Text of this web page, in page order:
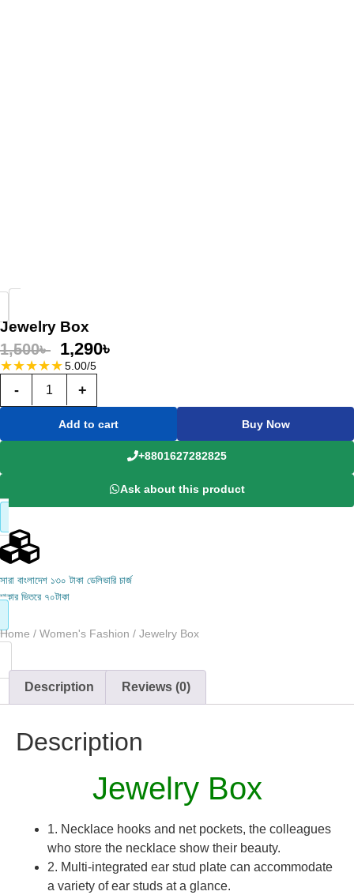
Jewelry Box
1,500৳ 1,290৳
★★★★★5.00/5
- +
Add to cart Buy Now
+8801627282825
Ask about this product
সারা বাংলাদেশ ১৩০ টাকা ডেলিভারি চার্জ
ঢাকার ভিতরে ৭০টাকা
Home / Women's Fashion / Jewelry Box
Description Reviews (0)
Description
Jewelry Box
1. Necklace hooks and net pockets, the colleagues
who store the necklace show their beauty.
2. Multi-integrated ear stud plate can accommodate
a variety of ear studs at a glance.